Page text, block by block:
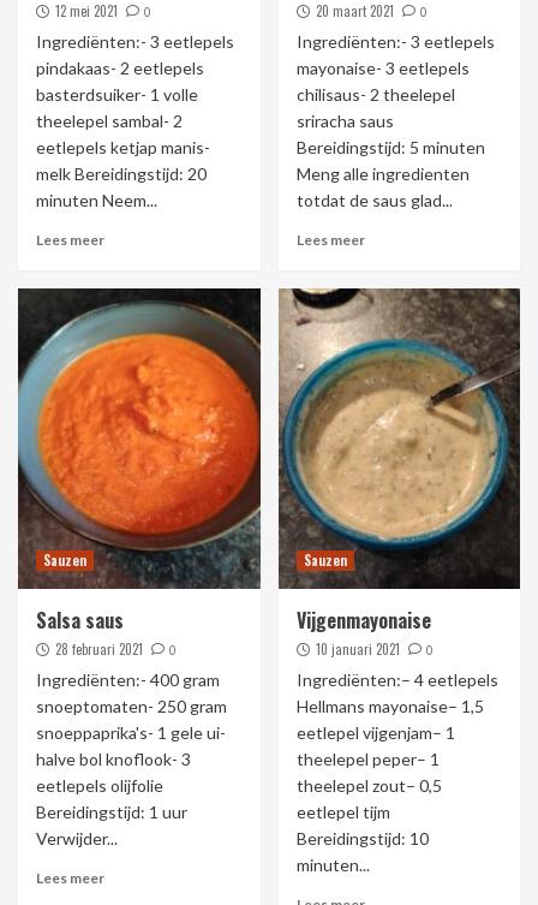
12 mei 2021 0
Ingrediënten:- 3 eetlepels
pindakaas- 2 eetlepels
basterdsuiker- 1 volle
theelepel sambal- 2
eetlepels ketjap manis-
melk Bereidingstijd: 20
minuten Neem...
Lees meer
20 maart 2021 0
Ingrediënten:- 3 eetlepels
mayonaise- 3 eetlepels
chilisaus- 2 theelepel
sriracha saus
Bereidingstijd: 5 minuten
Meng alle ingredienten
totdat de saus glad...
Lees meer
Sauzen
Salsa saus
28 februari 2021 0
Ingrediënten:- 400 gram
snoeptomaten- 250 gram
snoeppaprika's- 1 gele ui-
halve bol knoflook- 3
eetlepels olijfolie
Bereidingstijd: 1 uur
Verwijder...
Lees meer
Sauzen
Vijgenmayonaise
10 januari 2021 0
Ingrediënten:– 4 eetlepels
Hellmans mayonaise– 1,5
eetlepel vijgenjam– 1
theelepel peper– 1
theelepel zout– 0,5
eetlepel tijm
Bereidingstijd: 10
minuten...